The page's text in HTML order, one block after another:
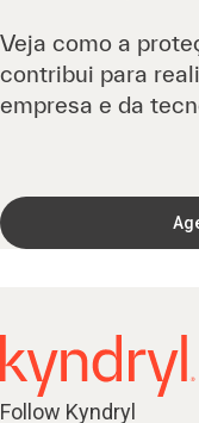
Veja como a
contribui para
empresa e da
Follow Kyndryl